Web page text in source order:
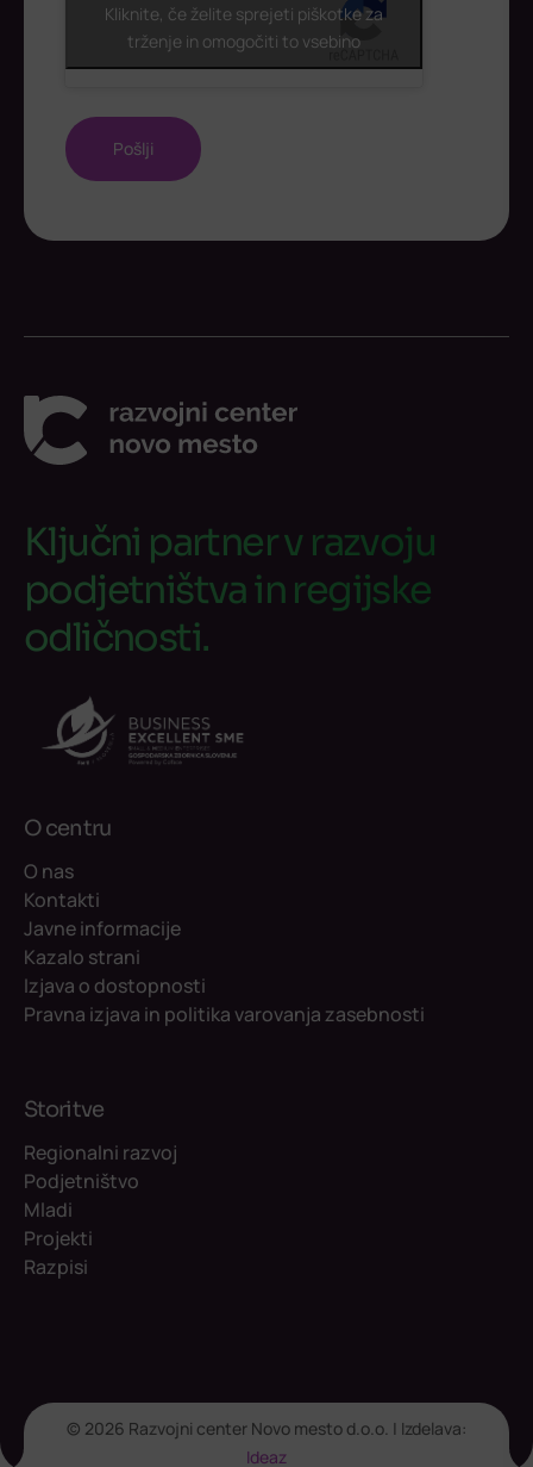
Kliknite, če želite sprejeti piškotke za
trženje in omogočiti to vsebino
Ključni partner v razvoju
podjetništva in regijske
odličnosti.
O centru
O nas
Kontakti
Javne informacije
Kazalo strani
Izjava o dostopnosti
Pravna izjava in politika varovanja zasebnosti
Storitve
Regionalni razvoj
Podjetništvo
Mladi
Projekti
Razpisi
© 2026 Razvojni center Novo mesto d.o.o. | Izdelava:
Ideaz